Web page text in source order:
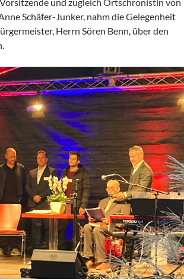
Schäfer-Junker, nahm die Gelegenheit
Herrn Sören Benn, über den